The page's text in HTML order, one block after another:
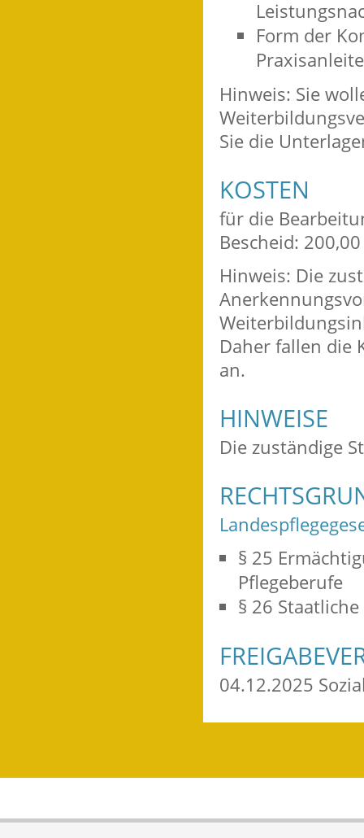
Form der
Hinweis: Sie
Sie die
KOSTEN
für die
Bescheid:
Hinweis: Die
Daher fallen die
an.
HINWEISE
Die zuständige
§ 25
Pflegeberufe
§ 26
04.12.2025